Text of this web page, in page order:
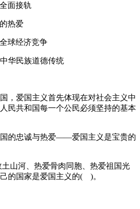
面接轨
热爱
球经济竞争
华民族道德传统
爱国主义首先体现在对社会主义中
民共和国每一个公民必须坚持的基本
忠诚与热爱——爱国主义是宝贵的
山河、热爱骨肉同胞、热爱祖国光
的国家是爱国主义的( )。